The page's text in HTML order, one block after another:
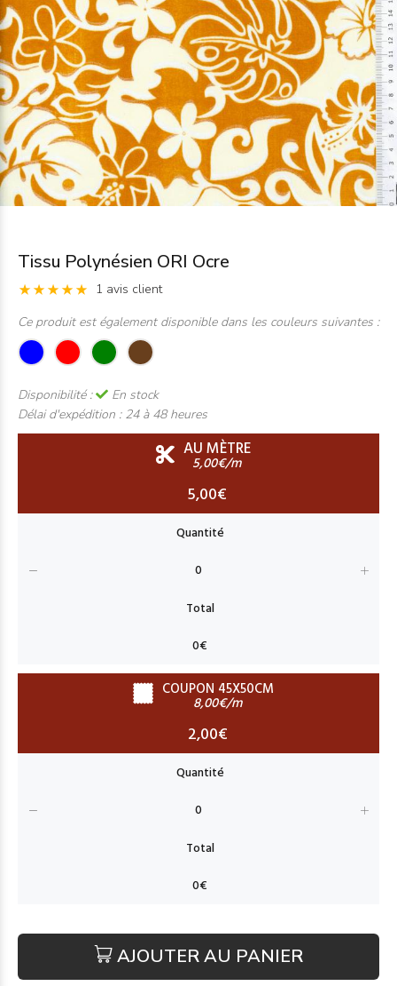
Tissu Polynésien ORI Ocre
1 avis client
Ce produit est également disponible dans les couleurs suivantes :
Disponibilité :
En stock
Délai d'expédition : 24 à 48 heures
AU MÈTRE
5,00€/m
5,00€
COUPON 45X50CM
8,00€/m
2,00€
AJOUTER AU PANIER